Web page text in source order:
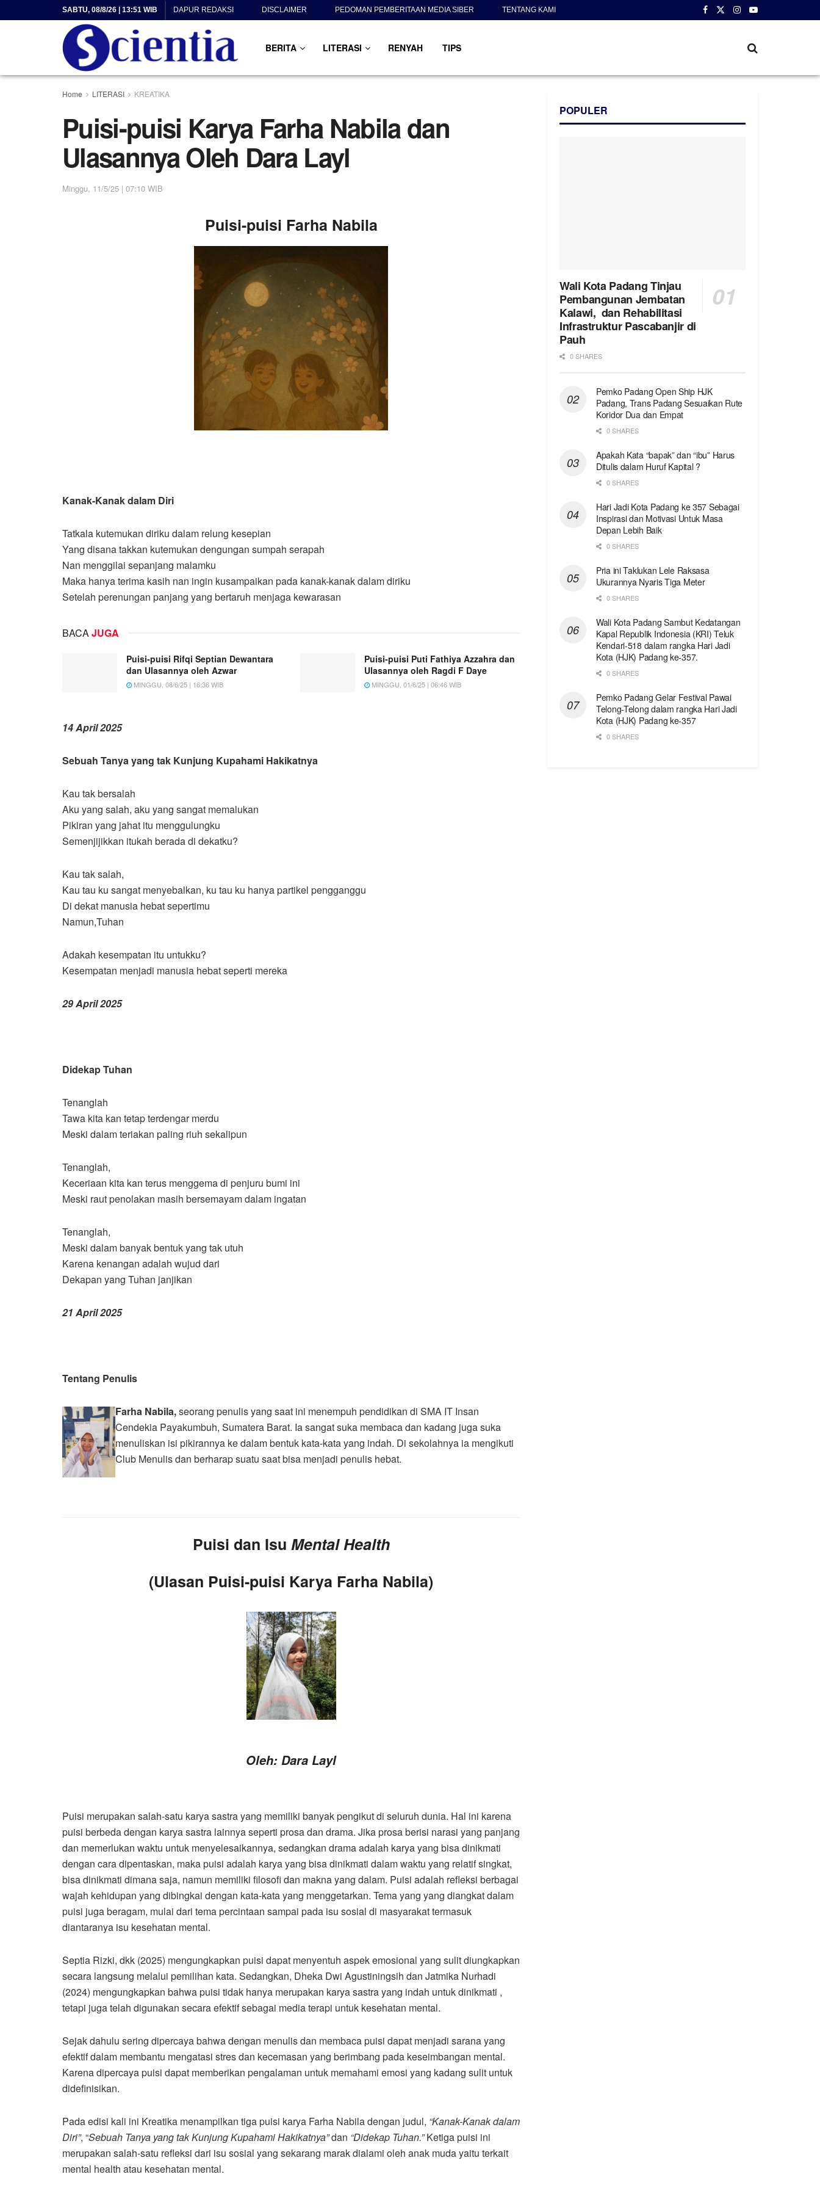
SABTU, 08/8/26 | 13:51 WIB DAPUR REDAKSI DISCLAIMER PEDOMAN PEMBERITAAN MEDIA SIBER TENTANG KAMI
BERITA LITERASI RENYAH TIPS
Home LITERASI KREATIKA
Puisi-puisi Karya Farha Nabila dan
Ulasannya Oleh Dara Layl
Minggu, 11/5/25 | 07:10 WIB
Puisi-puisi Farha Nabila
Kanak-Kanak dalam Diri
Tatkala kutemukan diriku dalam relung kesepian
Yang disana takkan kutemukan dengungan sumpah serapah
Nan menggilai sepanjang malamku
Maka hanya terima kasih nan ingin kusampaikan pada kanak-kanak dalam diriku
Setelah perenungan panjang yang bertaruh menjaga kewarasan
BACA JUGA
Puisi-puisi Rifqi Septian Dewantara
dan Ulasannya oleh Azwar
MINGGU, 08/6/25 | 16:36 WIB
Puisi-puisi Puti Fathiya Azzahra dan
Ulasannya oleh Ragdi F Daye
MINGGU, 01/6/25 | 06:46 WIB
14 April 2025
Sebuah Tanya yang tak Kunjung Kupahami Hakikatnya
Kau tak bersalah
Aku yang salah, aku yang sangat memalukan
Pikiran yang jahat itu menggulungku
Semenjijikkan itukah berada di dekatku?
Kau tak salah,
Kau tau ku sangat menyebalkan, ku tau ku hanya partikel pengganggu
Di dekat manusia hebat sepertimu
Namun,Tuhan
Adakah kesempatan itu untukku?
Kesempatan menjadi manusia hebat seperti mereka
29 April 2025
Didekap Tuhan
Tenanglah
Tawa kita kan tetap terdengar merdu
Meski dalam teriakan paling riuh sekalipun
Tenanglah,
Keceriaan kita kan terus menggema di penjuru bumi ini
Meski raut penolakan masih bersemayam dalam ingatan
Tenanglah,
Meski dalam banyak bentuk yang tak utuh
Karena kenangan adalah wujud dari
Dekapan yang Tuhan janjikan
21 April 2025
Tentang Penulis
Farha Nabila,seorang penulis yang saat ini menempuh pendidikan di SMA IT Insan
Cendekia Payakumbuh, Sumatera Barat. Ia sangat suka membaca dan kadang juga suka
menuliskan isi pikirannya ke dalam bentuk kata-kata yang indah. Di sekolahnya ia mengikuti
Club Menulis dan berharap suatu saat bisa menjadi penulis hebat.
Puisi dan Isu Mental Health
(Ulasan Puisi-puisi Karya Farha Nabila)
Oleh: Dara Layl
Puisi merupakan salah-satu karya sastra yang memiliki banyak pengikut di seluruh dunia. Hal ini karena
puisi berbeda dengan karya sastra lainnya seperti prosa dan drama. Jika prosa berisi narasi yang panjang
dan memerlukan waktu untuk menyelesaikannya, sedangkan drama adalah karya yang bisa dinikmati
dengan cara dipentaskan, maka puisi adalah karya yang bisa dinikmati dalam waktu yang relatif singkat,
bisa dinikmati dimana saja, namun memiliki filosofi dan makna yang dalam. Puisi adalah refleksi berbagai
wajah kehidupan yang dibingkai dengan kata-kata yang menggetarkan. Tema yang yang diangkat dalam
puisi juga beragam, mulai dari tema percintaan sampai pada isu sosial di masyarakat termasuk
diantaranya isu kesehatan mental.
Septia Rizki, dkk (2025) mengungkapkan puisi dapat menyentuh aspek emosional yang sulit diungkapkan
secara langsung melalui pemilihan kata. Sedangkan, Dheka Dwi Agustiningsih dan Jatmika Nurhadi
(2024) mengungkapkan bahwa puisi tidak hanya merupakan karya sastra yang indah untuk dinikmati ,
tetapi juga telah digunakan secara efektif sebagai media terapi untuk kesehatan mental.
Sejak dahulu sering dipercaya bahwa dengan menulis dan membaca puisi dapat menjadi sarana yang
efektif dalam membantu mengatasi stres dan kecemasan yang berimbang pada keseimbangan mental.
Karena dipercaya puisi dapat memberikan pengalaman untuk memahami emosi yang kadang sulit untuk
didefinisikan.
Pada edisi kali ini Kreatika menampilkan tiga puisi karya Farha Nabila dengan judul, “Kanak-Kanak dalam
Diri”, “Sebuah Tanya yang tak Kunjung Kupahami Hakikatnya”dan “Didekap Tuhan.”Ketiga puisi ini
merupakan salah-satu refleksi dari isu sosial yang sekarang marak dialami oleh anak muda yaitu terkait
mental health atau kesehatan mental.
POPULER
Wali Kota Padang Tinjau
Pembangunan Jembatan
Kalawi, dan Rehabilitasi
Infrastruktur Pascabanjir di
Pauh
0 SHARES
Pemko Padang Open Ship HJK
Padang, Trans Padang Sesuaikan Rute
Koridor Dua dan Empat
0 SHARES
Apakah Kata “bapak” dan “ibu” Harus
Ditulis dalam Huruf Kapital ?
0 SHARES
Hari Jadi Kota Padang ke 357 Sebagai
Inspirasi dan Motivasi Untuk Masa
Depan Lebih Baik
0 SHARES
Pria ini Taklukan Lele Raksasa
Ukurannya Nyaris Tiga Meter
0 SHARES
Wali Kota Padang Sambut Kedatangan
Kapal Republik Indonesia (KRI) Teluk
Kendari-518 dalam rangka Hari Jadi
Kota (HJK) Padang ke-357.
0 SHARES
Pemko Padang Gelar Festival Pawai
Telong-Telong dalam rangka Hari Jadi
Kota (HJK) Padang ke-357
0 SHARES